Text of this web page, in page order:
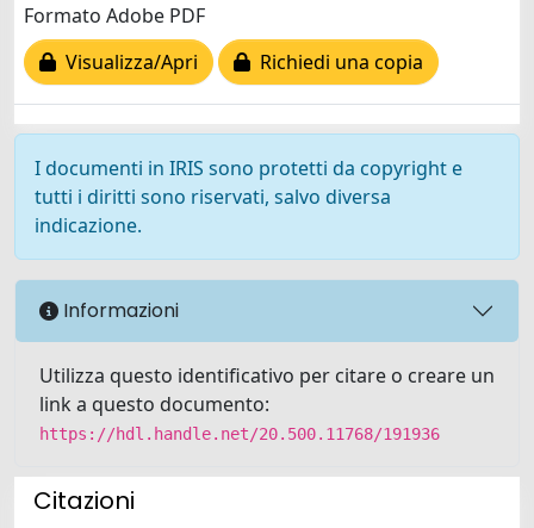
Formato Adobe PDF
Visualizza/Apri
Richiedi una copia
I documenti in IRIS sono protetti da copyright e
tutti i diritti sono riservati, salvo diversa
indicazione.
Informazioni
Utilizza questo identificativo per citare o creare un
link a questo documento:
https://hdl.handle.net/20.500.11768/191936
Citazioni